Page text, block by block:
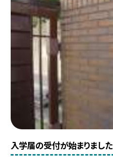
入学届の受付が始まりました